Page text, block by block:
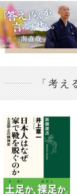
「考え